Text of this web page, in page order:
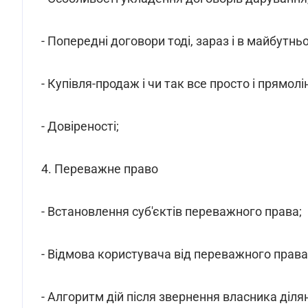
- Попередні договори тоді, зараз і в
- Купівля-продаж і чи так все просто і
- Довіреності;
4. Переважне право
- Встановлення суб'єктів переважного права;
- Відмова користувача від переважного
- Алгоритм дій після звернення власника